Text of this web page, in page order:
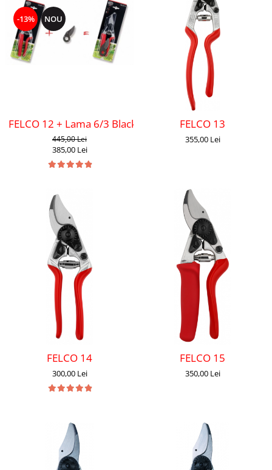
-13% NOU
FELCO 12 + Lama 6/3 Black F-Tech
445,00 Lei
385,00 Lei
FELCO 13
355,00 Lei
FELCO 14
300,00 Lei
FELCO 15
350,00 Lei